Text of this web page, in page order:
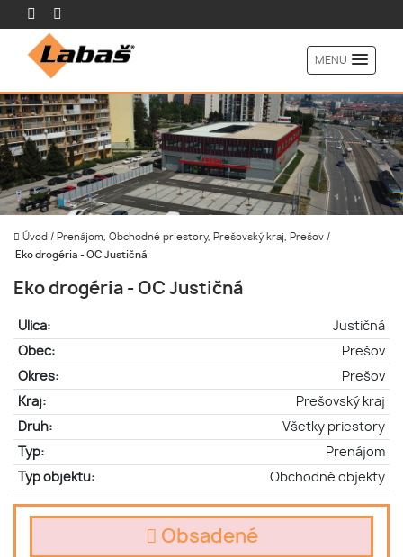
MENU
Úvod / Prenájom, Obchodné priestory, Prešovský kraj, Prešov /
Eko drogéria - OC Justičná
Eko drogéria - OC Justičná
Ulica:
Justičná
Obec:
Prešov
Okres:
Prešov
Kraj:
Prešovský kraj
Druh:
Všetky priestory
Typ:
Prenájom
Typ objektu:
Obchodné objekty
Obsadené